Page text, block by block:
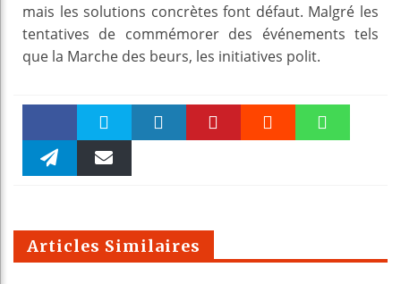
mais les solutions concrètes font défaut. Malgré les
tentatives de commémorer des événements tels
que la Marche des beurs, les initiatives polit.
Faceboo Twitter
m
Articles Similaires